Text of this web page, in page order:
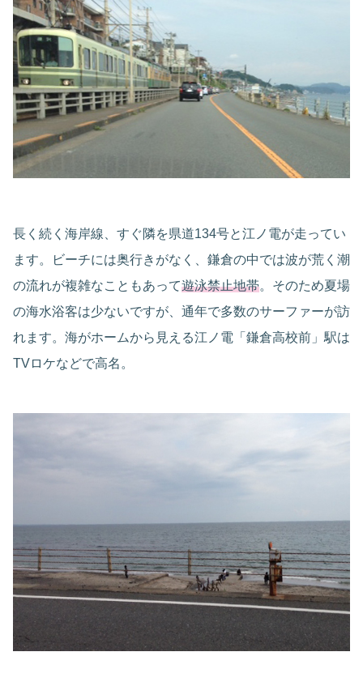
長く続く海岸線、すぐ隣を県道134号と江ノ電が走ってい
ます。ビーチには奥行きがなく、鎌倉の中では波が荒く潮
の流れが複雑なこともあって遊泳禁止地帯。そのため夏場
の海水浴客は少ないですが、通年で多数のサーファーが訪
れます。海がホームから見える江ノ電「鎌倉高校前」駅は
TVロケなどで高名。